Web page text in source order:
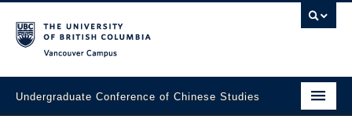
Undergraduate Conference of Chinese Studies